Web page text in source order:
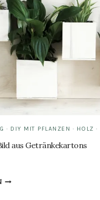
· DIY MIT PFLANZEN · HOLZ ·
aus Getränkekartons
DIY